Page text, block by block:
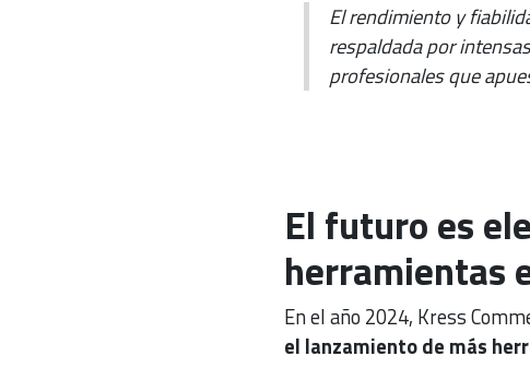
El rendimiento y
respaldada por
profesionales que
El futuro es
herramientas
En el año 2024, Kress
el lanzamiento de más